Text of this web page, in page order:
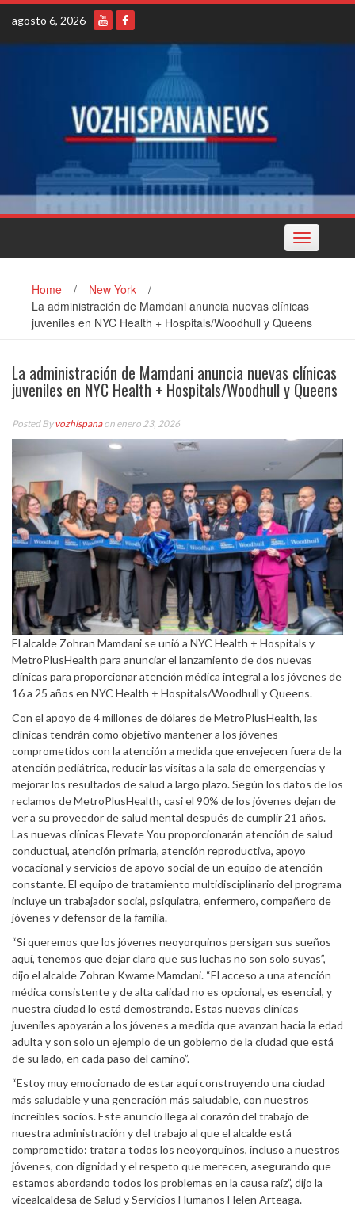
Skip
content
agosto 6, 2026
Toggle
navigation
Home / New York
/
La administración de Mamdani anuncia nuevas clínicas
juveniles en NYC Health + Hospitals/Woodhull y Queens
La administración de Mamdani anuncia nuevas clínicas
juveniles en NYC Health + Hospitals/Woodhull y Queens
Posted Byvozhispanaon enero 23, 2026
El alcalde Zohran Mamdani se unió a NYC Health + Hospitals y
MetroPlusHealth para anunciar el lanzamiento de dos nuevas
clínicas para proporcionar atención médica integral a los jóvenes de
16 a 25 años en NYC Health + Hospitals/Woodhull y Queens.
Con el apoyo de 4 millones de dólares de MetroPlusHealth, las
clínicas tendrán como objetivo mantener a los jóvenes
comprometidos con la atención a medida que envejecen fuera de la
atención pediátrica, reducir las visitas a la sala de emergencias y
mejorar los resultados de salud a largo plazo. Según los datos de los
reclamos de MetroPlusHealth, casi el 90% de los jóvenes dejan de
ver a su proveedor de salud mental después de cumplir 21 años.
Las nuevas clínicas Elevate You proporcionarán atención de salud
conductual, atención primaria, atención reproductiva, apoyo
vocacional y servicios de apoyo social de un equipo de atención
constante. El equipo de tratamiento multidisciplinario del programa
incluye un trabajador social, psiquiatra, enfermero, compañero de
jóvenes y defensor de la familia.
“Si queremos que los jóvenes neoyorquinos persigan sus sueños
aquí, tenemos que dejar claro que sus luchas no son solo suyas”,
dijo el alcalde Zohran Kwame Mamdani. “El acceso a una atención
médica consistente y de alta calidad no es opcional, es esencial, y
nuestra ciudad lo está demostrando. Estas nuevas clínicas
juveniles apoyarán a los jóvenes a medida que avanzan hacia la edad
adulta y son solo un ejemplo de un gobierno de la ciudad que está
de su lado, en cada paso del camino”.
“Estoy muy emocionado de estar aquí construyendo una ciudad
más saludable y una generación más saludable, con nuestros
increíbles socios. Este anuncio llega al corazón del trabajo de
nuestra administración y del trabajo al que el alcalde está
comprometido: tratar a todos los neoyorquinos, incluso a nuestros
jóvenes, con dignidad y el respeto que merecen, asegurando que
estamos abordando todos los problemas en la causa raíz”, dijo la
vicealcaldesa de Salud y Servicios Humanos Helen Arteaga.